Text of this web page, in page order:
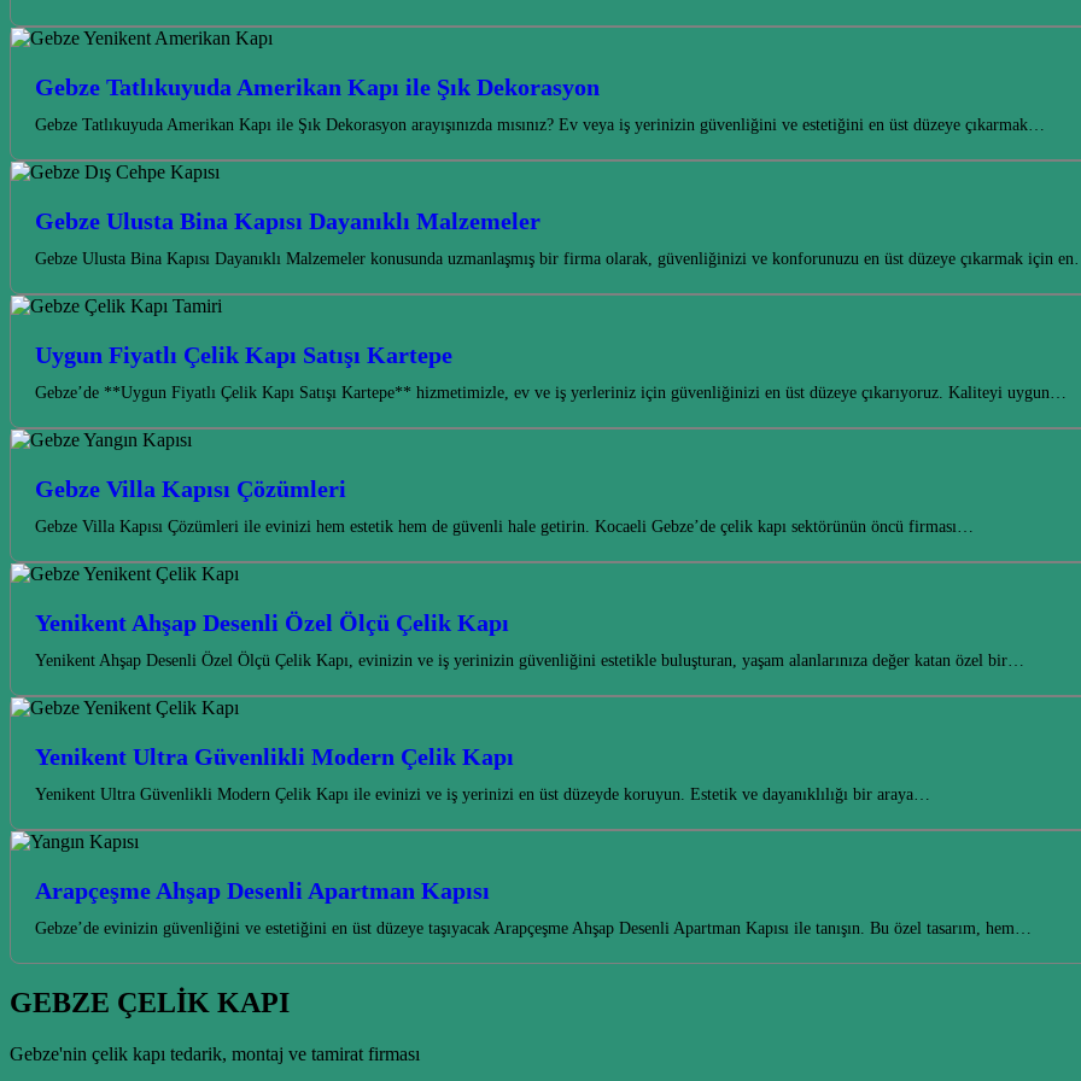
Gebze Tatlıkuyuda Amerikan Kapı ile Şık Dekorasyon
Gebze Tatlıkuyuda Amerikan Kapı ile Şık Dekorasyon arayışınızda mısınız? Ev veya iş yerinizin güvenliğini ve estetiğini en üst düzeye çıkarmak…
Gebze Ulusta Bina Kapısı Dayanıklı Malzemeler
Gebze Ulusta Bina Kapısı Dayanıklı Malzemeler konusunda uzmanlaşmış bir firma olarak, güvenliğinizi ve konforunuzu en üst düzeye çıkarmak için
Uygun Fiyatlı Çelik Kapı Satışı Kartepe
Gebze’de **Uygun Fiyatlı Çelik Kapı Satışı Kartepe** hizmetimizle, ev ve iş yerleriniz için güvenliğinizi en üst düzeye çıkarıyoruz. Kaliteyi uygun…
Gebze Villa Kapısı Çözümleri
Gebze Villa Kapısı Çözümleri ile evinizi hem estetik hem de güvenli hale getirin. Kocaeli Gebze’de çelik kapı sektörünün öncü firması…
Yenikent Ahşap Desenli Özel Ölçü Çelik Kapı
Yenikent Ahşap Desenli Özel Ölçü Çelik Kapı, evinizin ve iş yerinizin güvenliğini estetikle buluşturan, yaşam alanlarınıza değer katan özel bir…
Yenikent Ultra Güvenlikli Modern Çelik Kapı
Yenikent Ultra Güvenlikli Modern Çelik Kapı ile evinizi ve iş yerinizi en üst düzeyde koruyun. Estetik ve dayanıklılığı bir araya…
Arapçeşme Ahşap Desenli Apartman Kapısı
Gebze’de evinizin güvenliğini ve estetiğini en üst düzeye taşıyacak Arapçeşme Ahşap Desenli Apartman Kapısı ile tanışın. Bu özel tasarım, hem…
GEBZE ÇELİK KAPI
Gebze'nin çelik kapı tedarik, montaj ve tamirat firması